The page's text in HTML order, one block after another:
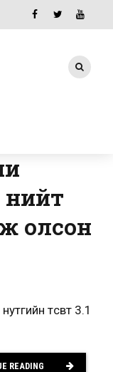
нийт
олсон
төсөвт 3.1
READING